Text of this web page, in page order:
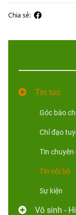
Chia sẻ:
Tin tức
Góc báo
Chỉ đạo
Tin chuyên
Tin nội bộ
Sự kiện
Vô sinh -